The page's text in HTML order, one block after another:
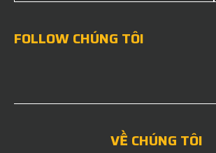
FOLLOW CHÚNG TÔI
VỀ CHÚNG TÔI